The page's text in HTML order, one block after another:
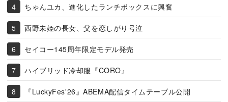
ちゃんユカ、進化したランチボックスに興奮
西野未姫の長女、父を恋しがり号泣
セイコー145周年限定モデル発売
ハイブリッド冷却服『CORO』
『LuckyFes'26』ABEMA配信タイムテーブル公開